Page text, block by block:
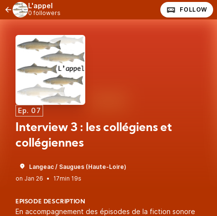
L'appel
0 followers FOLLOW
Ep. 07
Interview 3 : les collégiens et
collégiennes
Langeac / Saugues (Haute-Loire)
•
17min 19s
EPISODE DESCRIPTION
En accompagnement des épisodes de la fiction sonore